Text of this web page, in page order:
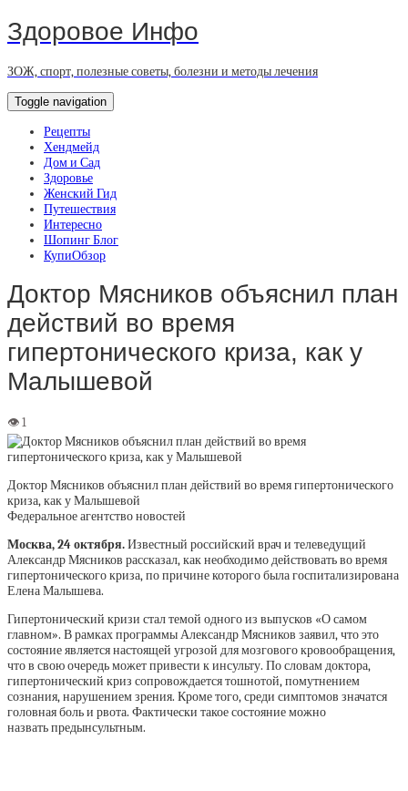
Здоровое Инфо
ЗОЖ, спорт, полезные советы, болезни и методы лечения
Toggle navigation
Рецепты
Хендмейд
Дом и Сад
Здоровье
Женский Гид
Путешествия
Интересно
Шопинг Блог
КупиОбзор
Доктор Мясников объяснил план
действий во время
гипертонического криза, как у
Малышевой
Доктор Мясников объяснил план действий во время гипертонического
криза, как у Малышевой
Федеральное агентство новостей
Москва, 24 октября.Известный российский врач и телеведущий
Александр Мясников рассказал, как необходимо действовать во время
гипертонического криза, по причине которого была госпитализирована
Елена Малышева.
Гипертонический кризи стал темой одного из выпусков «О самом
главном». В рамках программы Александр Мясников заявил, что это
состояние является настоящей угрозой для мозгового кровообращения,
что в свою очередь может привести к инсульту. По словам доктора,
гипертонический криз сопровождается тошнотой, помутнением
сознания, нарушением зрения. Кроме того, среди симптомов значатся
головная боль и рвота. Фактически такое состояние можно
назвать предынсультным.